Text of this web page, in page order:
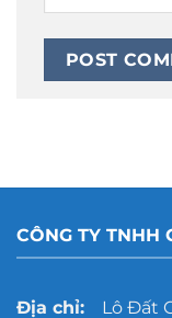
CÔNG TY TNHH
Địa chỉ:Lô Đất